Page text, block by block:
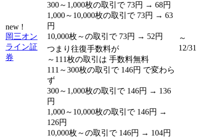
new !
岡三オン
ライン証
券
300～1,000枚の取引で 73円 → 68円
1,000～10,000枚の取引で 73円 → 63
円
10,000枚～の取引で 73円 → 52円
～
12/31
つまり往復手数料が
～111枚の取引は 手数料無料
111～300枚の取引で 146円 で変わら
ず
300～1,000枚の取引で 146円 → 136
円
1,000～10,000枚の取引で 146円 →
126円
10,000枚～の取引で 146円 → 104円